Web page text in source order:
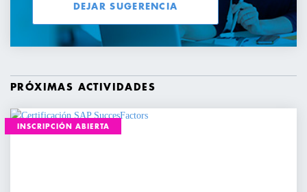
DEJAR SUGERENCIA
PRÓXIMAS ACTIVIDADES
INSCRIPCIÓN ABIERTA